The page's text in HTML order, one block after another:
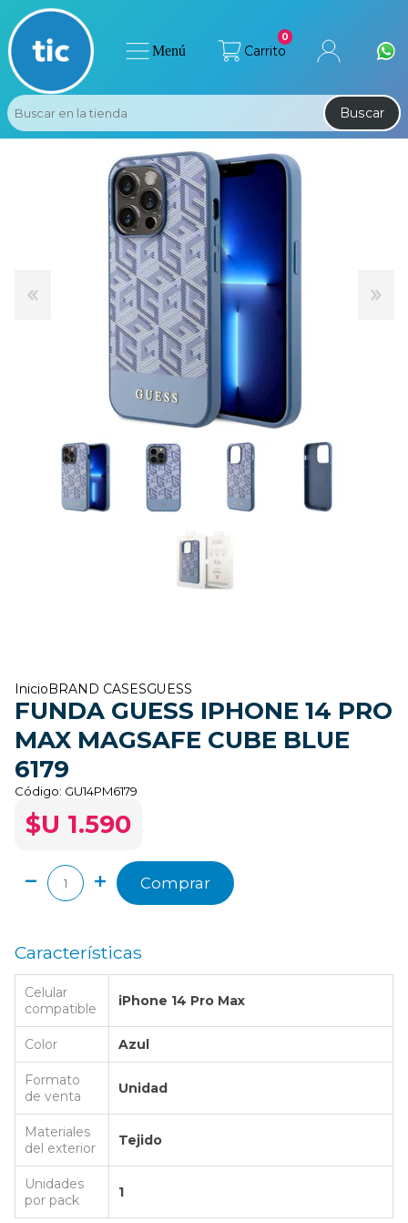
Carrito
0
Buscar
Menú
Inicio BRAND CASESGUESS
FUNDA GUESS IPHONE 14 PRO
MAX MAGSAFE CUBE BLUE
6179
Código: GU14PM6179
$U 1.590
Comprar
Características
Celular
compatible
iPhone 14 Pro Max
Color Azul
Formato
de venta
Unidad
Materiales
del exterior
Tejido
Unidades
por pack
1